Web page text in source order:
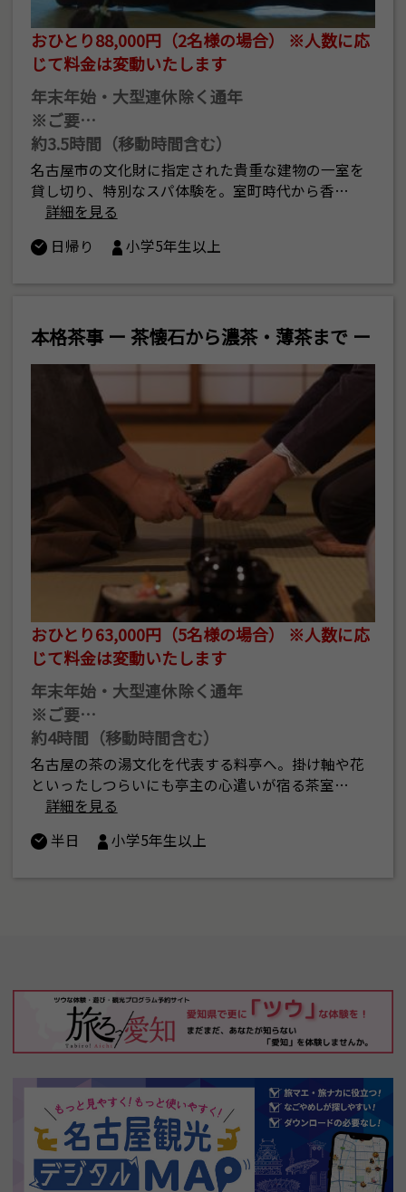
おひとり88,000円（2名様の場合） ※人数に応
じて料金は変動いたします
年末年始・大型連休除く通年
※ご要…
約3.5時間（移動時間含む）
名古屋市の文化財に指定された貴重な建物の一室を
貸し切り、特別なスパ体験を。室町時代から香…
詳細を見る
日帰り
小学5年生以上
本格茶事 ー 茶懐石から濃茶・薄茶まで ー
おひとり63,000円（5名様の場合） ※人数に応
じて料金は変動いたします
年末年始・大型連休除く通年
※ご要…
約4時間（移動時間含む）
名古屋の茶の湯文化を代表する料亭へ。掛け軸や花
といったしつらいにも亭主の心遣いが宿る茶室…
詳細を見る
半日
小学5年生以上